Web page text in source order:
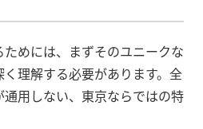
めには、まずそのユニークな
理解する必要があります。全
用しない、東京ならではの特